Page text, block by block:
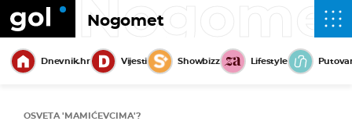
Nogomet
Dnevnik.hr Vijesti Showbizz Lifestyle
OSVETA 'MAMIĆEVCIMA'?